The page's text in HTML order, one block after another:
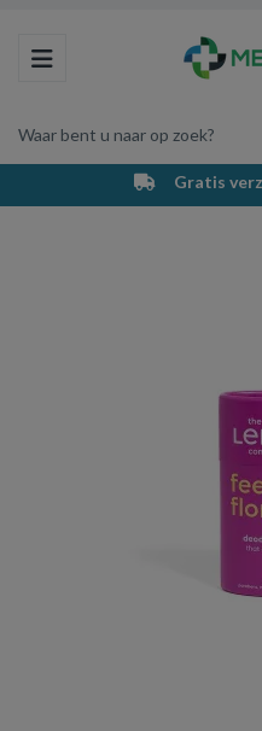
Toggle navigation
Waar bent u naar op zoek?
Winkelwagen
PostNL